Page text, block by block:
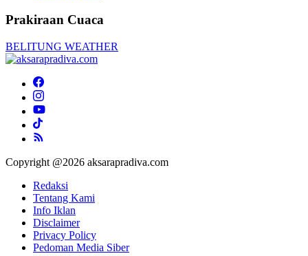
Prakiraan Cuaca
BELITUNG WEATHER
Copyright @2026 aksarapradiva.com
Redaksi
Tentang Kami
Info Iklan
Disclaimer
Privacy Policy
Pedoman Media Siber